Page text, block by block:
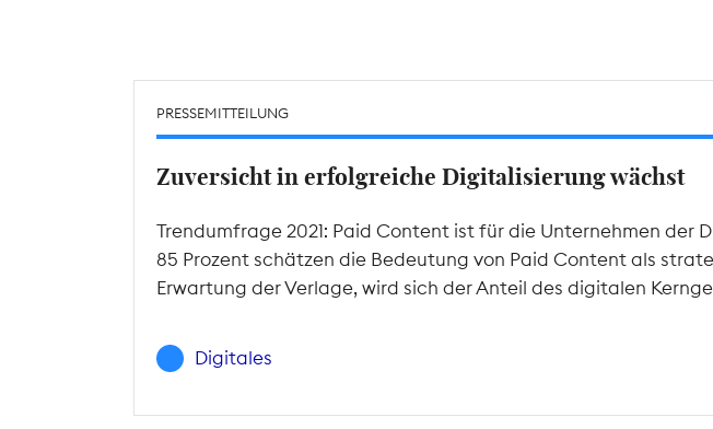
PRESSEMITTEILUNG
Zuversicht in erfolgreiche Digitalisierung wächst
Trendumfrage 2021: Paid Content ist für die Unternehmen
85 Prozent schätzen die Bedeutung von Paid Content als
Erwartung der Verlage, wird sich der Anteil des digitalen
Digitales